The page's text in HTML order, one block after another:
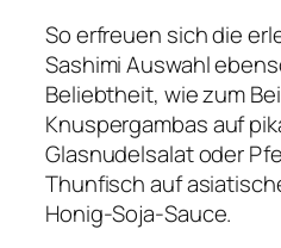
So erfreuen sich die
Sashimi Auswahl
Beliebtheit, wie zum
Knuspergambas auf
Glasnudelsalat oder
Thunfisch auf
Honig-Soja-Sauce.